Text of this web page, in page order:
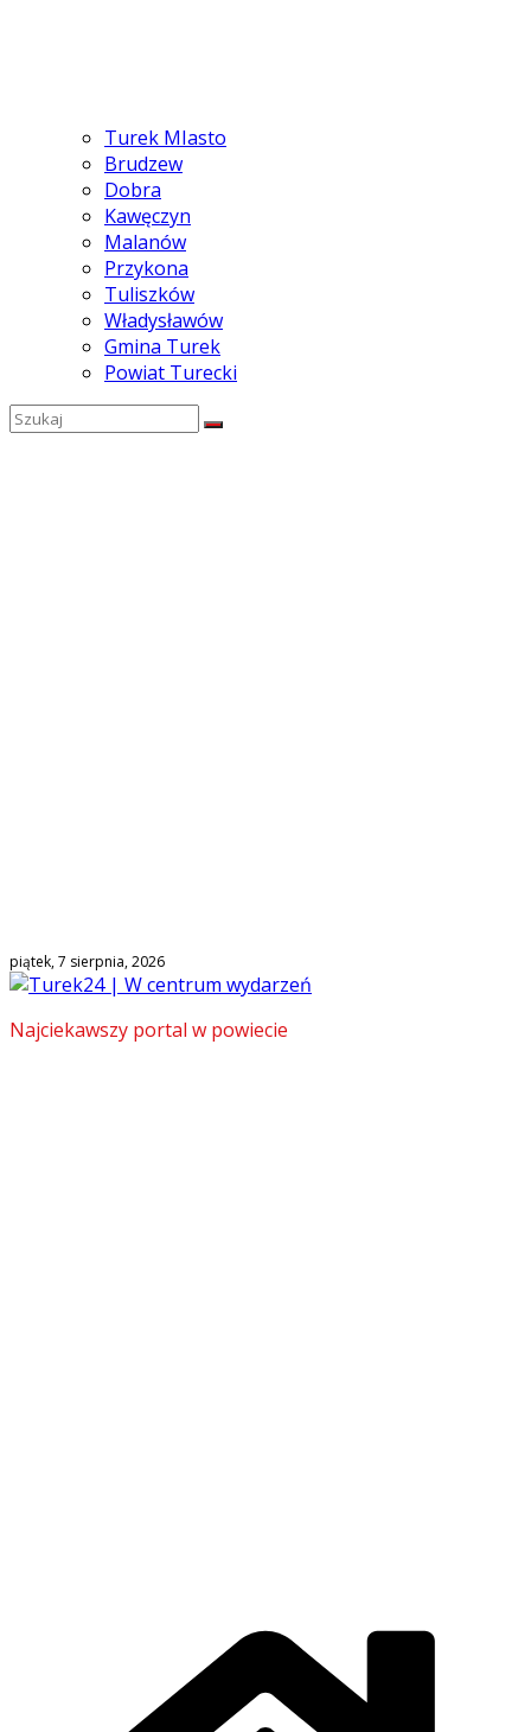
Turek MIasto
Brudzew
Dobra
Kawęczyn
Malanów
Przykona
Tuliszków
Władysławów
Gmina Turek
Powiat Turecki
piątek, 7 sierpnia, 2026
Najciekawszy portal w powiecie